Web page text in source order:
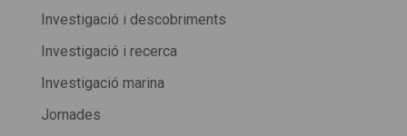
Investigació i descobriments
Investigació i recerca
Investigació marina
Jornades